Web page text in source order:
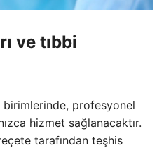
ve tıbbi
birimlerinde, profesyonel
hizmet sağlanacaktır.
tarafından teşhis